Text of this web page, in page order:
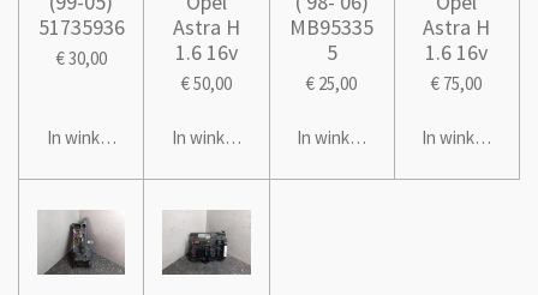
51735936
€ 30,00
In winkelwagen
Astra H
1.6 16v
€ 50,00
In winkelwagen
MB95335
5
€ 25,00
In winkelwagen
Astra H
1.6 16v
€ 75,00
In winkelwagen